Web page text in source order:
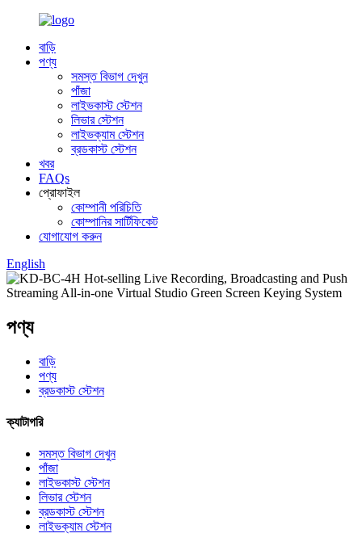
বাড়ি
পণ্য
সমস্ত বিভাগ দেখুন
পাঁজা
লাইভকাস্ট স্টেশন
লিভার স্টেশন
লাইভক্যাম স্টেশন
ব্রডকাস্ট স্টেশন
খবর
FAQs
প্রোফাইল
কোম্পানী পরিচিতি
কোম্পানির সার্টিফিকেট
যোগাযোগ করুন
English
পণ্য
বাড়ি
পণ্য
ব্রডকাস্ট স্টেশন
ক্যাটাগরি
সমস্ত বিভাগ দেখুন
পাঁজা
লাইভকাস্ট স্টেশন
লিভার স্টেশন
ব্রডকাস্ট স্টেশন
লাইভক্যাম স্টেশন